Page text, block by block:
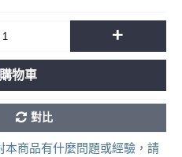
+
物車
對比
本商品有什麼問題或經驗，請